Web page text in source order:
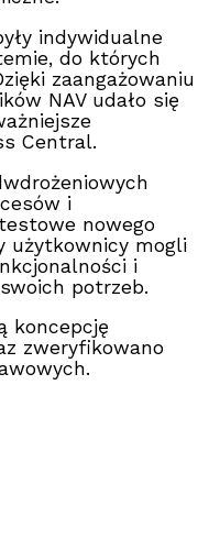
indywidualne
do których
zaangażowaniu
NAV udało się
Central.
i
nowego
użytkownicy mogli
i
potrzeb.
koncepcję
zweryfikowano